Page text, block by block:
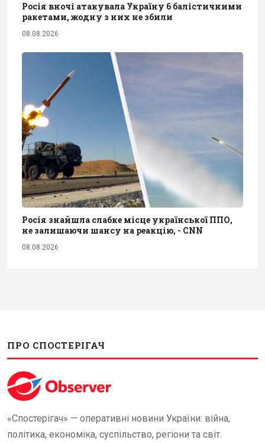
Росія вночі атакувала Україну 6 балістичними
ракетами, жодну з них не збили
08.08.2026
Росія знайшла слабке місце української ППО,
не залишаючи шансу на реакцію, - CNN
08.08.2026
ПРО СПОСТЕРІГАЧ
«Спостерігач» — оперативні новини України: війна,
політика, економіка, суспільство, регіони та світ.